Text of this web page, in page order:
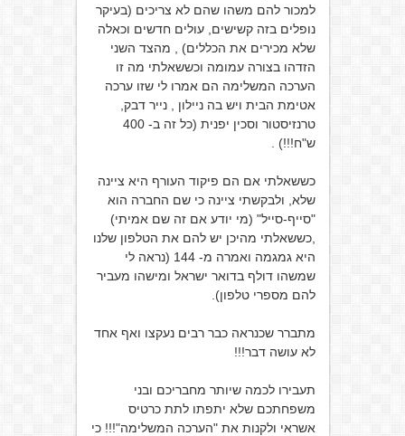
למכור להם משהו שהם לא צריכים (בעיקר
נופלים בזה קשישים, עולים חדשים וכאלה
שלא מכירים את הכללים) , מהצד השני
הזדהו בצורה עמומה וכששאלתי מה זו
הערכה המשלימה הם אמרו לי שזו ערכה
אטימת הבית ויש בה ניילון , נייר דבק,
טרנזיסטור וסכין יפנית (כל זה ב- 400
ש"ח!!!) .
כששאלתי אם הם פיקוד העורף היא ציינה
שלא, ולבקשתי ציינה כי שם החברה הוא
"סייף-סייל" (מי יודע אם זה שם אמיתי)
,כששאלתי מהיכן יש להם את הטלפון שלנו
היא גמגמה ואמרה מ- 144 (נראה לי
שמשהו דולף בדואר ישראל ומישהו מעביר
להם מספרי טלפון).
מתברר שכנראה כבר רבים נעקצו ואף אחד
לא עושה דבר!!!
תעבירו לכמה שיותר מחבריכם ובני
משפחתכם שלא יתפתו לתת כרטיס
אשראי ולקנות את "הערכה המשלימה"!!! כי